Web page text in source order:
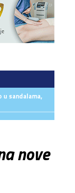
sandalama,
nove